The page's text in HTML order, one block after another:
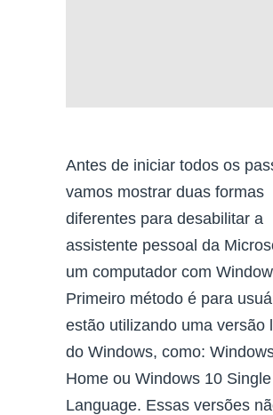
Antes de iniciar todos os
vamos mostrar duas formas
diferentes para desabilitar a
assistente pessoal da
um computador com
Primeiro método é para
estão utilizando uma versão
do Windows, como:
Home ou Windows 10 Single
Language. Essas versões